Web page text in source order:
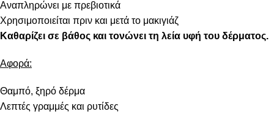
Αναπληρώνει με πρεβιοτικά
Χρησιμοποιείται πριν και μετά το μακιγιάζ
Καθαρίζει σε βάθος και τονώνει τη λεία υφή του δέρματος.
Αφορά:
Θαμπό, ξηρό δέρμα
Λεπτές γραμμές και ρυτίδες